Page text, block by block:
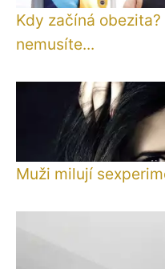
Kdy začíná
nemusíte...
Muži milují